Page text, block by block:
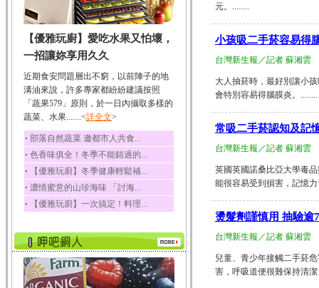
肪酸內富含EPA和DH...
韭菜
韭菜所含的膳食纖維能
幫助消化與通便；揮...
冬瓜
冬瓜營養價值高，鈉含
量極低是水腫病人的...
豆豉
豆豉裡頭含有營養的蛋
白質、脂肪、鈣、磷...
榛果
榛果裡所含的營養素有
蛋白質、脂肪、醣類...
迷迭香
酸、迷迭香酸、植物...
咖啡
咖啡中的咖啡因會刺激
中樞神經系統，特別...
【優雅玩廚】愛吃水果又怕壞，
一招讓妳享用久久
近期食安問題層出不窮，以前陣子的地
溝油來說，許多專家都紛紛建議按照
「蔬果579」原則，於一日內攝取多樣的
蔬菜、水果.......<詳全文>
‧ 部落自然蔬菜 邀都市人共食...
‧ 色香味俱全！冬季不能錯過的...
‧ 【優雅玩廚】冬季健康輕鬆補...
‧ 濃情蜜意的山珍海味 「討海...
‧ 【優雅玩廚】一次搞定！料理...
元。........
小孩吸二手菸容易得
台灣新生報／記者 蘇湘雲
大人抽菸時，最好別讓小
會特別容易得腦膜炎。........
常吸二手菸認知及記
台灣新生報／記者 蘇湘雲
英國英國諾桑比亞大學毒
能很容易受到損害，記憶
燙髮劑謹慎用 抽驗逾
台灣新生報／記者 蘇湘雲
兒童、青少年接觸二手菸
害，呼吸道便很難保持清